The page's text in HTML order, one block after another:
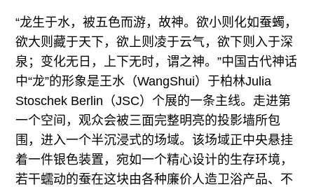
“龙生于水，被五色而游，故神。欲小则化如蚕蠋，
欲大则藏于天下，欲上则凌于云气，欲下则入于深
泉；变化无日，上下无时，谓之神。”中国古代神话
中“龙”的形象是王水（WangShui）于柏林Julia
Stoschek Berlin（JSC）个展的一条主线。走进第
一个空间，观众会被三面完整明亮的投影墙所包
围，进入一个半沉浸式的场域。该场域正中央悬挂
着一件银色装置，宛如一个精心设计的生存环境，
若干蠕动的蚕在这块由各种廉价人造卫浴产品、不